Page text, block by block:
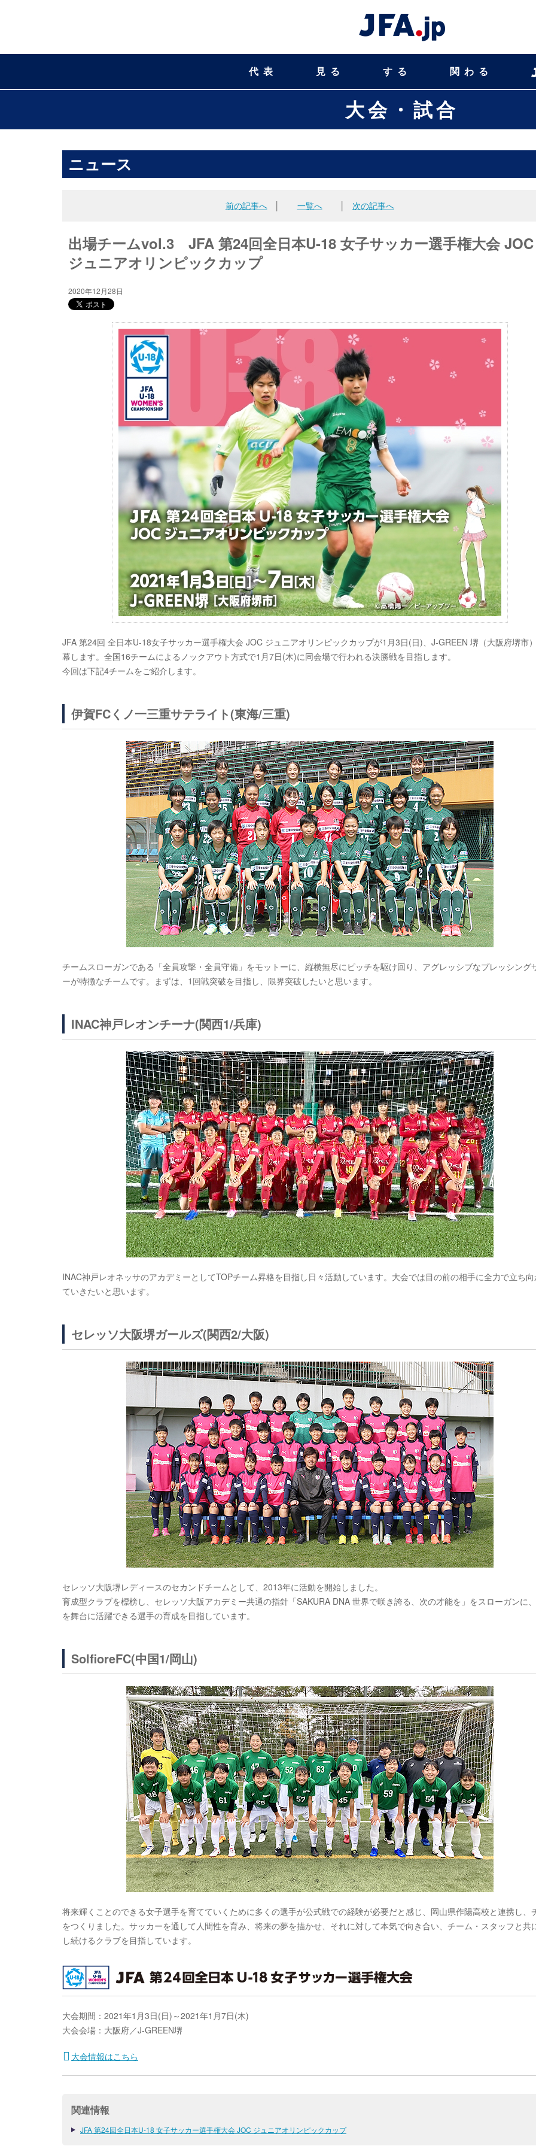
代表 見る する 関わる
大会・試合
ニュース
前の記事へ│ 一覧へ 次の記事へ
出場チームvol.3 JFA 第24回全日本U-18 女子サッカー選手権大会 JOC
ジュニアオリンピックカップ
2020年12月28日
JFA 第24回 全日本U-18女子サッカー選手権大会 JOC ジュニアオリンピックカップが1月3日(日)、J-GREEN 堺（大阪府堺市
幕します。全国16チームによるノックアウト方式で1月7日(木)に同会場で行われる決勝戦を目指します。
今回は下記4チームをご紹介します。
伊賀FCくノ一三重サテライト(東海/三重)
チームスローガンである「全員攻撃・全員守備」をモットーに、縦横無尽にピッチを駆け回り、アグレッシブなプレッシング
ーが特徴なチームです。まずは、1回戦突破を目指し、限界突破したいと思います。
INAC神戸レオンチーナ(関西1/兵庫)
INAC神戸レオネッサのアカデミーとしてTOPチーム昇格を目指し日々活動しています。大会では目の前の相手に全力で立ち
ていきたいと思います。
セレッソ大阪堺ガールズ(関西2/大阪)
セレッソ大阪堺レディースのセカンドチームとして、2013年に活動を開始しました。
育成型クラブを標榜し、セレッソ大阪アカデミー共通の指針「SAKURA DNA 世界で咲き誇る、次の才能を」をスローガンに
を舞台に活躍できる選手の育成を目指しています。
SolfioreFC(中国1/岡山)
将来輝くことのできる女子選手を育てていくために多くの選手が公式戦での経験が必要だと感じ、岡山県作陽高校と連携し、
をつくりました。サッカーを通して人間性を育み、将来の夢を描かせ、それに対して本気で向き合い、チーム・スタッフと共
し続けるクラブを目指しています。
大会期間：2021年1月3日(日)～2021年1月7日(木)
大会会場：大阪府／J-GREEN堺
大会情報はこちら
関連情報
JFA 第24回全日本U-18 女子サッカー選手権大会 JOC ジュニアオリンピックカップ